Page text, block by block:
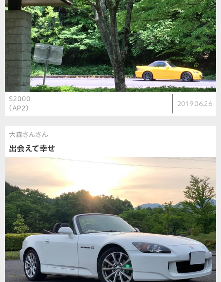
S2000
（AP2）
2019.06.26
大森さんさん
出会えて幸せ